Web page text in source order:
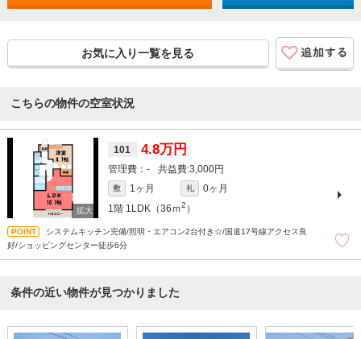
お気に入り一覧を見る
こちらの物件の空室状況
101 4.8万円
- 3,000円
敷 1ヶ月 礼
0ヶ月
1階 1LDK（36ｍ2 ）
システムキッチン完備/照明・エアコン2台付き☆/国道17号線アクセス良
好/ショッピングセンター徒歩6分
条件の近い物件が見つかりました